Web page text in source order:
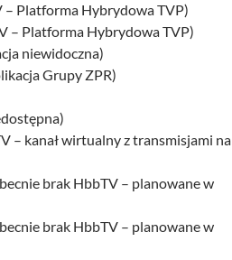
– Platforma Hybrydowa TVP)
– Platforma Hybrydowa TVP)
niewidoczna)
Grupy ZPR)
– kanał wirtualny z transmisjami na
brak HbbTV – planowane w
brak HbbTV – planowane w